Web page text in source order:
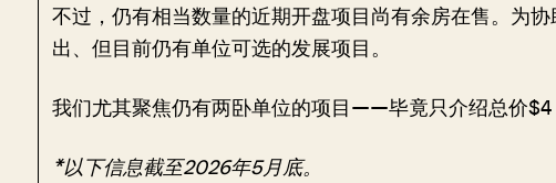
不过，仍有相当数量的近期开盘项目尚有余房在售。为
出、但目前仍有单位可选的发展项目。
我们尤其聚焦仍有两卧单位的项目——毕竟只介绍总价$4
*以下信息截至2026年5月底。